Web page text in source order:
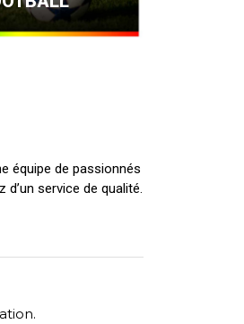
équipe de passionnés
service de qualité.